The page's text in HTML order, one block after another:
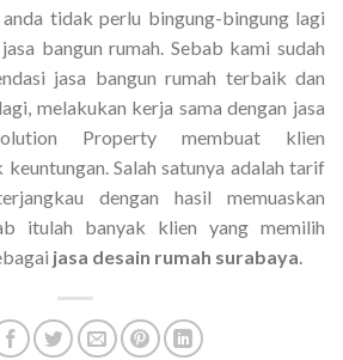
anda tidak perlu bingung-bingung lagi
bangun rumah. Sebab kami sudah
jasa bangun rumah terbaik dan
melakukan kerja sama dengan jasa
Property membuat klien
Salah satunya adalah tarif
dengan hasil memuaskan
itulah banyak klien yang memilih
jasa desain rumah surabaya